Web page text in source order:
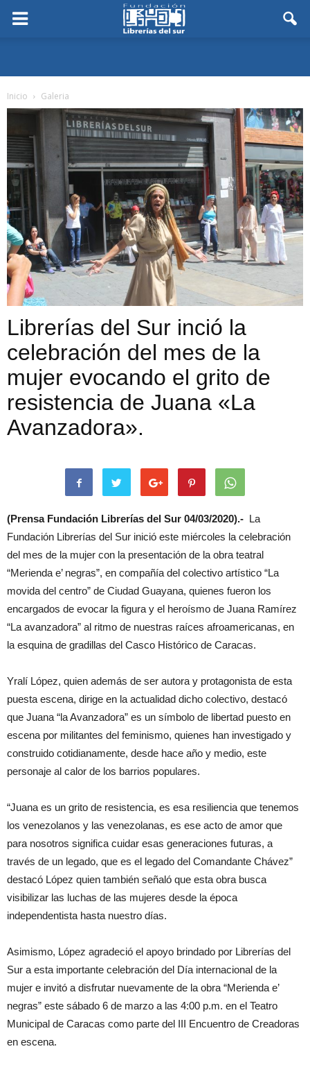
Inicio Galeria
Librerías del Sur inció la
celebración del mes de la
mujer evocando el grito de
resistencia de Juana «La
Avanzadora».
(Prensa Fundación Librerías del Sur 04/03/2020).- La
Fundación Librerías del Sur inició este miércoles la celebración
del mes de la mujer con la presentación de la obra teatral
“Merienda e’ negras”, en compañía del colectivo artístico “La
movida del centro” de Ciudad Guayana, quienes fueron los
encargados de evocar la figura y el heroísmo de Juana Ramírez
“La avanzadora” al ritmo de nuestras raíces afroamericanas, en
la esquina de gradillas del Casco Histórico de Caracas.
Yralí López, quien además de ser autora y protagonista de esta
puesta escena, dirige en la actualidad dicho colectivo, destacó
que Juana “la Avanzadora” es un símbolo de libertad puesto en
escena por militantes del feminismo, quienes han investigado y
construido cotidianamente, desde hace año y medio, este
personaje al calor de los barrios populares.
“Juana es un grito de resistencia, es esa resiliencia que tenemos
los venezolanos y las venezolanas, es ese acto de amor que
para nosotros significa cuidar esas generaciones futuras, a
través de un legado, que es el legado del Comandante Chávez”
destacó López quien también señaló que esta obra busca
visibilizar las luchas de las mujeres desde la época
independentista hasta nuestro días.
Asimismo, López agradeció el apoyo brindado por Librerías del
Sur a esta importante celebración del Día internacional de la
mujer e invitó a disfrutar nuevamente de la obra “Merienda e’
negras” este sábado 6 de marzo a las 4:00 p.m. en el Teatro
Municipal de Caracas como parte del III Encuentro de Creadoras
en escena.